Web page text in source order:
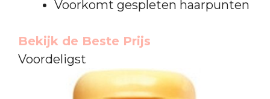
Voorkomt gespleten haarpunten
Bekijk de Beste Prijs
Voordeligst